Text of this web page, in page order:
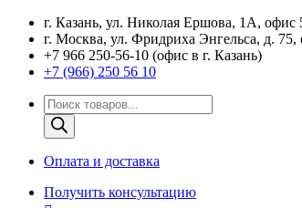
г. Казань, ул. Николая Ершова, 1А, офис
г. Москва, ул. Фридриха Энгельса, д. 75,
+7 966 250-56-10 (офис в г. Казань)
+7 (966) 250 56 10
Поиск
товаров
Оплата и доставка
Получить консультацию